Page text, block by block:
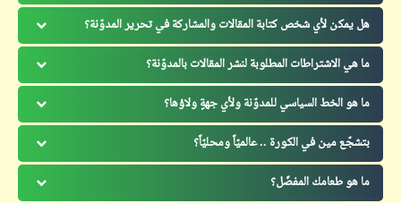
هل يمكن لأي شخص كتابة المقالات والمشاركة في تحرير المدوّنة؟
ما هي الاشتراطات المطلوبة لنشر المقالات بالمدوّنة؟
ما هو الخط السياسي للمدوّنة ولأي جهةٍ ولاؤها؟
بتشجّع مين في الكورة .. عالميّاً ومحليّاً؟
ما هو طعامك المفضّل؟